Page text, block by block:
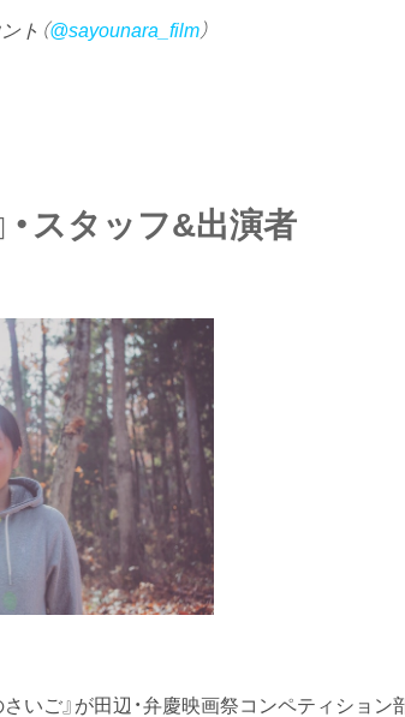
ト（@sayounara_film）
・スタッフ&出演者
さいご』が田辺・弁慶映画祭コンペティショ